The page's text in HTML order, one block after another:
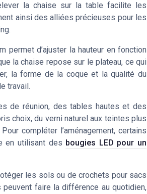
la chaise sur la table facilite les
ainsi des alliées précieuses pour les
permet d’ajuster la hauteur en fonction
la chaise repose sur le plateau, ce qui
la forme de la coque et la qualité du
travail.
de réunion, des tables hautes et des
choix, du verni naturel aux teintes plus
compléter l’aménagement, certains
en utilisant des bougies LED pour un
les sols ou de crochets pour sacs
faire la différence au quotidien,